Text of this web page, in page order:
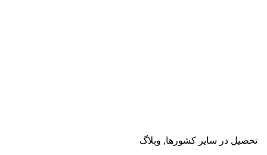
تحصیل در سایر کشورها وبلاگ